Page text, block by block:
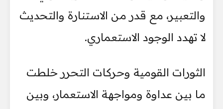
والتعبير، مع قدر من الاستنارة والتحديث
لا تهدد الوجود الاستعماري.
الثورات القومية وحركات التحرر خلطت
ما بين عداوة ومواجهة الاستعمار، وبين